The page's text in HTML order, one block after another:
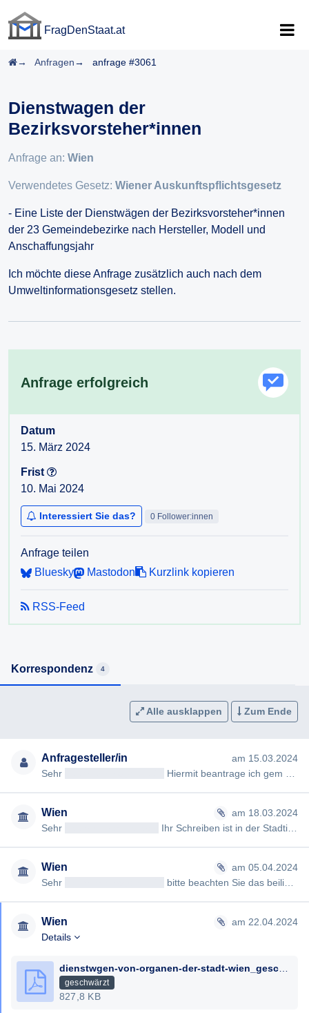
FragDenStaat.at
Startseite
Anfragen anfrage #3061
Dienstwagen der
Bezirksvorsteher*innen
Anfrage an: Wien
Verwendetes Gesetz: Wiener Auskunftspflichtsgesetz
- Eine Liste der Dienstwägen der Bezirksvorsteher*innen
der 23 Gemeindebezirke nach Hersteller, Modell und
Anschaffungsjahr
Ich möchte diese Anfrage zusätzlich auch nach dem
Umweltinformationsgesetz stellen.
Anfrage erfolgreich
Datum
15. März 2024
Frist
10. Mai 2024
Interessiert Sie das? 0 Follower:innen
Anfrage teilen
Bluesky
Mastodon Kurzlink kopieren
RSS-Feed
Korrespondenz 4
Alle ausklappen Zum Ende
Anfragesteller/in
am 15.03.2024
Sehr
Hiermit beantrage ich gem §§ 2,3 Wiener Auskunftspflichtgesetz die Erteilung folgend…
Wien
am 18.03.2024
Sehr
Ihr Schreiben ist in der Stadtinformation im Wiener Rathaus eingelangt und wurde an d…
Wien
am 05.04.2024
Sehr
bitte beachten Sie das beiliegende Dokument/die beiliegenden Dokumente. Mit freundl…
Wien
am 22.04.2024
Details
geschwärzt
827,8 KB